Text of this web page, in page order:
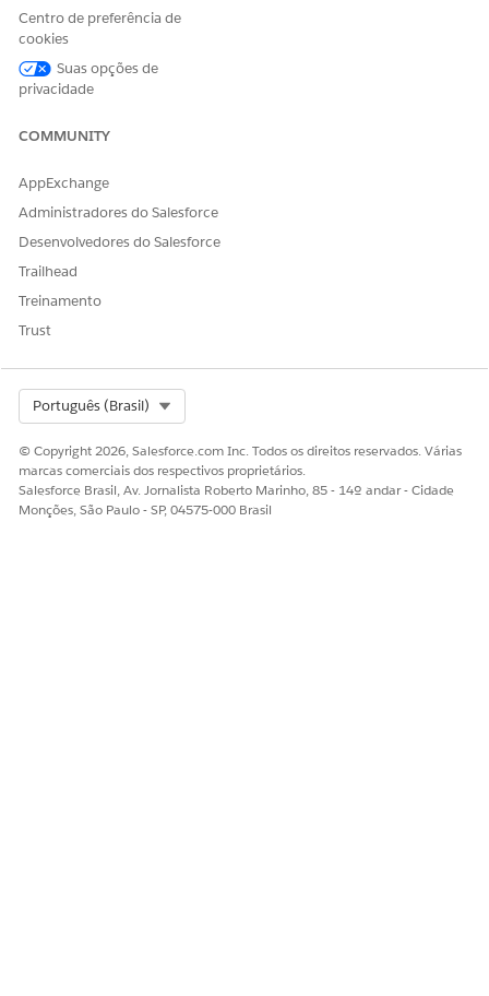
personalizada, como aprovações automatizadas do gerente
ou verificações de inventário.
Integração
OneLogin no fluxo de processamento. Para usar essa
saber mais sobre esse conector de terceiros, consulte
ConectorOneLogin.
ESTE ARTIGO RESOLVEU SEU PROBLEMA?
Sim Não
Centro de preferência de
cookies
Suas opções de
privacidade
COMMUNITY
AppExchange
Administradores do Salesforce
Desenvolvedores do Salesforce
Trailhead
Treinamento
Trust
Português (Brasil)
© Copyright 2026, Salesforce.com Inc. Todos os direitos reservados. Várias
marcas comerciais dos respectivos proprietários.
Salesforce Brasil, Av. Jornalista Roberto Marinho, 85 - 14º andar - Cidade
Monções, São Paulo - SP, 04575-000 Brasil